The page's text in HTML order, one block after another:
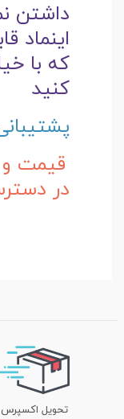
داشتن
اینماد
که با
کنید
قیمت و
در
تحویل اکسپرس